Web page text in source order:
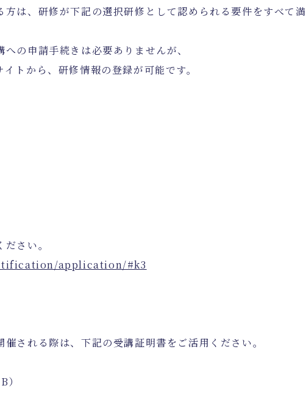
は、研修が下記の選択研修として認められる要件をすべて満
の申請手続きは必要ありませんが、
トから、研修情報の登録が可能です。
さい。
application/#k3
される際は、下記の受講証明書をご活用ください。